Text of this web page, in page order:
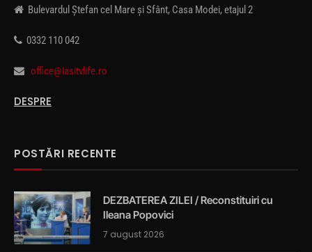
Bulevardul Ștefan cel Mare și Sfânt, Casa Modei, etajul 2
0332 110 042
office@iasitvlife.ro
DESPRE
POSTĂRI RECENTE
DEZBATEREA ZILEI / Reconstituiri cu
Ileana Popovici
7 august 2026